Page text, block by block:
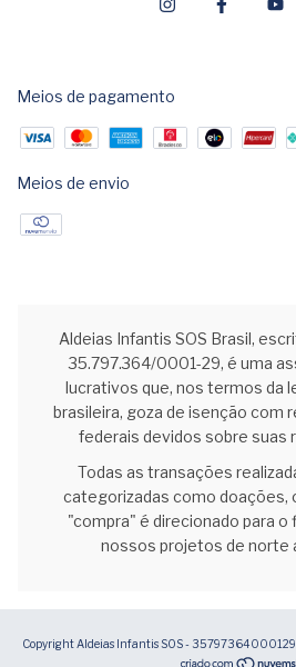
Meios de pagamento
Meios de envio
Aldeias Infantis SOS Brasil,
35.797.364/0001-29, é uma
lucrativos que, nos termos da
brasileira, goza de isenção com
federais devidos sobre suas
Todas as transações
categorizadas como doações,
"compra" é direcionado para
nossos projetos de norte
Copyright Aldeias Infantis SOS - 35797364000129 -